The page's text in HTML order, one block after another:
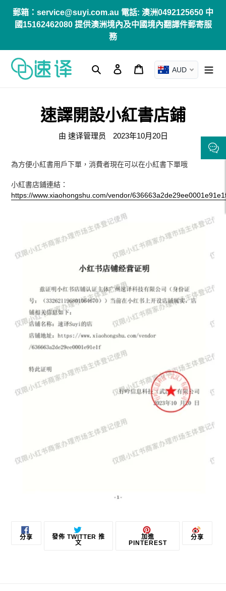
郵箱：service@suyi.com.au 電話: 澳洲0492125650 中
國15162462080 提供澳洲境內及中國境內翻譯件郵寄服
務
搜尋 登入 購物車 AUD
速譯開設小紅書店鋪
由 速译管理员 2023年10月20日
為方便小紅書用戶下單，消費者現在可以在小紅書下單哦
小紅書店鋪連結：
https://www.xiaohongshu.com/vendor/
分享分
發佈 TWITTER 推
文
TWITTER
加進
PINTEREST
分享